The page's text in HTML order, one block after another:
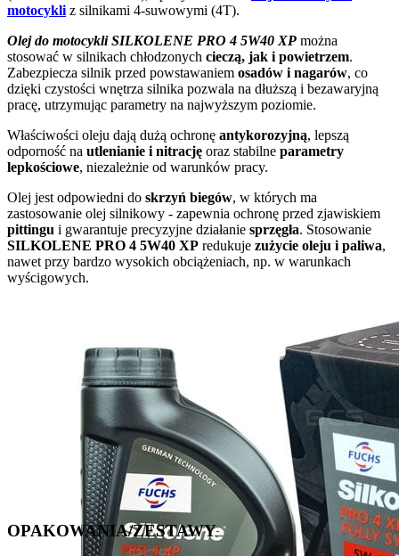
motocykli z silnikami 4-suwowymi (4T).
Olej do motocykli SILKOLENE PRO 4 5W40 XP można
stosować w silnikach chłodzonych cieczą, jak i powietrzem.
Zabezpiecza silnik przed powstawaniem osadów i nagarów, co
dzięki czystości wnętrza silnika pozwala na dłuższą i bezawaryjną
pracę, utrzymując parametry na najwyższym poziomie.
Właściwości oleju dają dużą ochronę antykorozyjną, lepszą
odporność na utlenianie i nitrację oraz stabilne parametry
lepkościowe, niezależnie od warunków pracy.
Olej jest odpowiedni do skrzyń biegów, w których ma
zastosowanie olej silnikowy - zapewnia ochronę przed zjawiskiem
pittingu i gwarantuje precyzyjne działanie sprzęgła. Stosowanie
SILKOLENE PRO 4 5W40 XP redukuje zużycie oleju i paliwa,
nawet przy bardzo wysokich obciążeniach, np. w warunkach
wyścigowych.
OPAKOWANIA/ZESTAWY